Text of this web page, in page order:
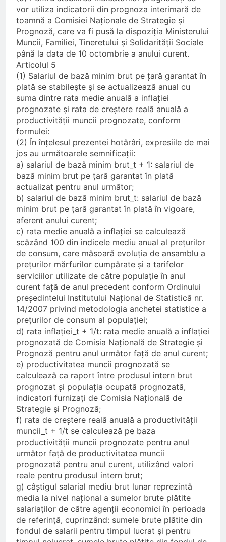
vor utiliza indicatorii din prognoza interimară de
toamnă a Comisiei Naționale de Strategie și
Prognoză, care va fi pusă la dispoziția Ministerului
Muncii, Familiei, Tineretului și Solidarității Sociale
până la data de 10 octombrie a anului curent.
Articolul 5
(1) Salariul de bază minim brut pe țară garantat în
plată se stabilește și se actualizează anual cu
suma dintre rata medie anuală a inflației
prognozate și rata de creștere reală anuală a
productivității muncii prognozate, conform
formulei:
(2) În înțelesul prezentei hotărâri, expresiile de mai
jos au următoarele semnificații:
a) salariul de bază minim brut_t + 1: salariul de
bază minim brut pe țară garantat în plată
actualizat pentru anul următor;
b) salariul de bază minim brut_t: salariul de bază
minim brut pe țară garantat în plată în vigoare,
aferent anului curent;
c) rata medie anuală a inflației se calculează
scăzând 100 din indicele mediu anual al prețurilor
de consum, care măsoară evoluția de ansamblu a
prețurilor mărfurilor cumpărate și a tarifelor
serviciilor utilizate de către populație în anul
curent față de anul precedent conform Ordinului
președintelui Institutului Național de Statistică nr.
14/2007 privind metodologia anchetei statistice a
prețurilor de consum al populației;
d) rata inflației_t + 1/t: rata medie anuală a inflației
prognozată de Comisia Națională de Strategie și
Prognoză pentru anul următor față de anul curent;
e) productivitatea muncii prognozată se
calculează ca raport între produsul intern brut
prognozat și populația ocupată prognozată,
indicatori furnizați de Comisia Națională de
Strategie și Prognoză;
f) rata de creștere reală anuală a productivității
muncii_t + 1/t se calculează pe baza
productivității muncii prognozate pentru anul
următor față de productivitatea muncii
prognozată pentru anul curent, utilizând valori
reale pentru produsul intern brut;
g) câștigul salarial mediu brut lunar reprezintă
media la nivel național a sumelor brute plătite
salariaților de către agenții economici în perioada
de referință, cuprinzând: sumele brute plătite din
fondul de salarii pentru timpul lucrat și pentru